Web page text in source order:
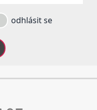
odhlásit se